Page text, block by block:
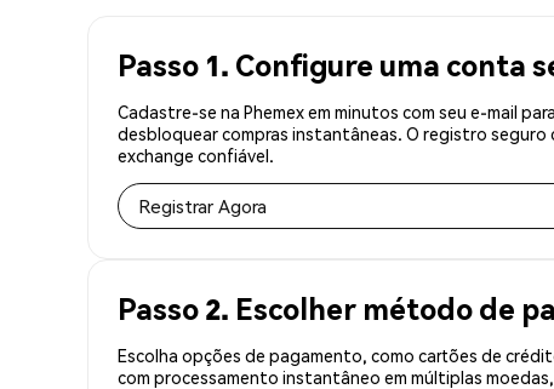
Passo 1. Configure uma conta
Cadastre-se na Phemex em minutos com seu e-mail
desbloquear compras instantâneas. O registro
exchange confiável.
Registrar Agora
Passo 2. Escolher método de
Escolha opções de pagamento, como cartões de
com processamento instantâneo em múltiplas